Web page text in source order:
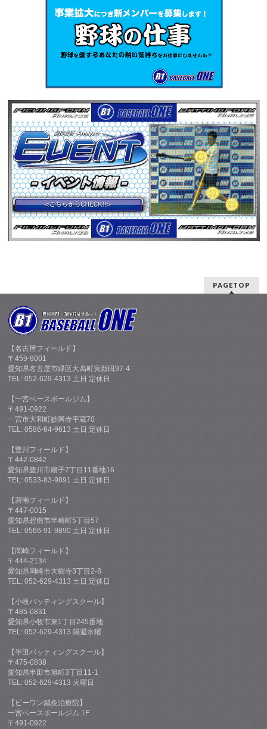
PAGETOP
【名古屋フィールド】
〒459-8001
愛知県名古屋市緑区大高町寅新田97-4
TEL: 052-629-4313 土日 定休日
【一宮ベースボールジム】
〒491-0922
一宮市大和町妙興寺平蔵70
TEL: 0586-64-9613 土日 定休日
【豊川フィールド】
〒442-0842
愛知県豊川市蔵子7丁目11番地16
TEL: 0533-83-9891 土日 定休日
【碧南フィールド】
〒447-0015
愛知県碧南市半崎町5丁目57
TEL: 0566-91-9890 土日 定休日
【岡崎フィールド】
〒444-2134
愛知県岡崎市大樹寺3丁目2-8
TEL: 052-629-4313 土日 定休日
【小牧バッティングスクール】
〒485-0831
愛知県小牧市東1丁目245番地
TEL: 052-629-4313 隔週水曜
【半田バッティングスクール】
〒475-0838
愛知県半田市旭町3丁目11-1
TEL: 052-629-4313 火曜日
【ビーワン鍼灸治療院】
一宮ベースボールジム 1F
〒491-0922